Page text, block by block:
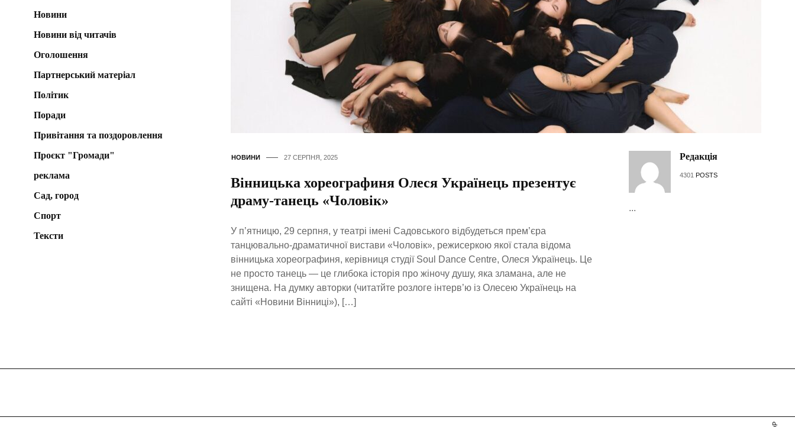
НОВИНИ 27 СЕРПНЯ, 2025
Вінницька хореографиня Олеся Українець презентує
драму-танець «Чоловік»
У п’ятницю, 29 серпня, у театрі імені Садовського відбудеться прем’єра
танцювально-драматичної вистави «Чоловік», режисеркою якої стала відома
вінницька хореографиня, керівниця студії Soul Dance Centre, Олеся Українець. Це
не просто танець — це глибока історія про жіночу душу, яка зламана, але не
знищена. На думку авторки (читатйте розлоге інтерв’ю із Олесею Українець на
сайті «Новини Вінниці»), […]
Редакція
4301 POSTS
...
Новини
Новини від читачів
Оголошення
Партнерський матеріал
Політик
Поради
Привітання та поздоровлення
Проєкт "Громади"
реклама
Сад, город
Спорт
Тексти